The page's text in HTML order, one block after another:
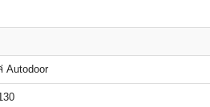
Autodoor